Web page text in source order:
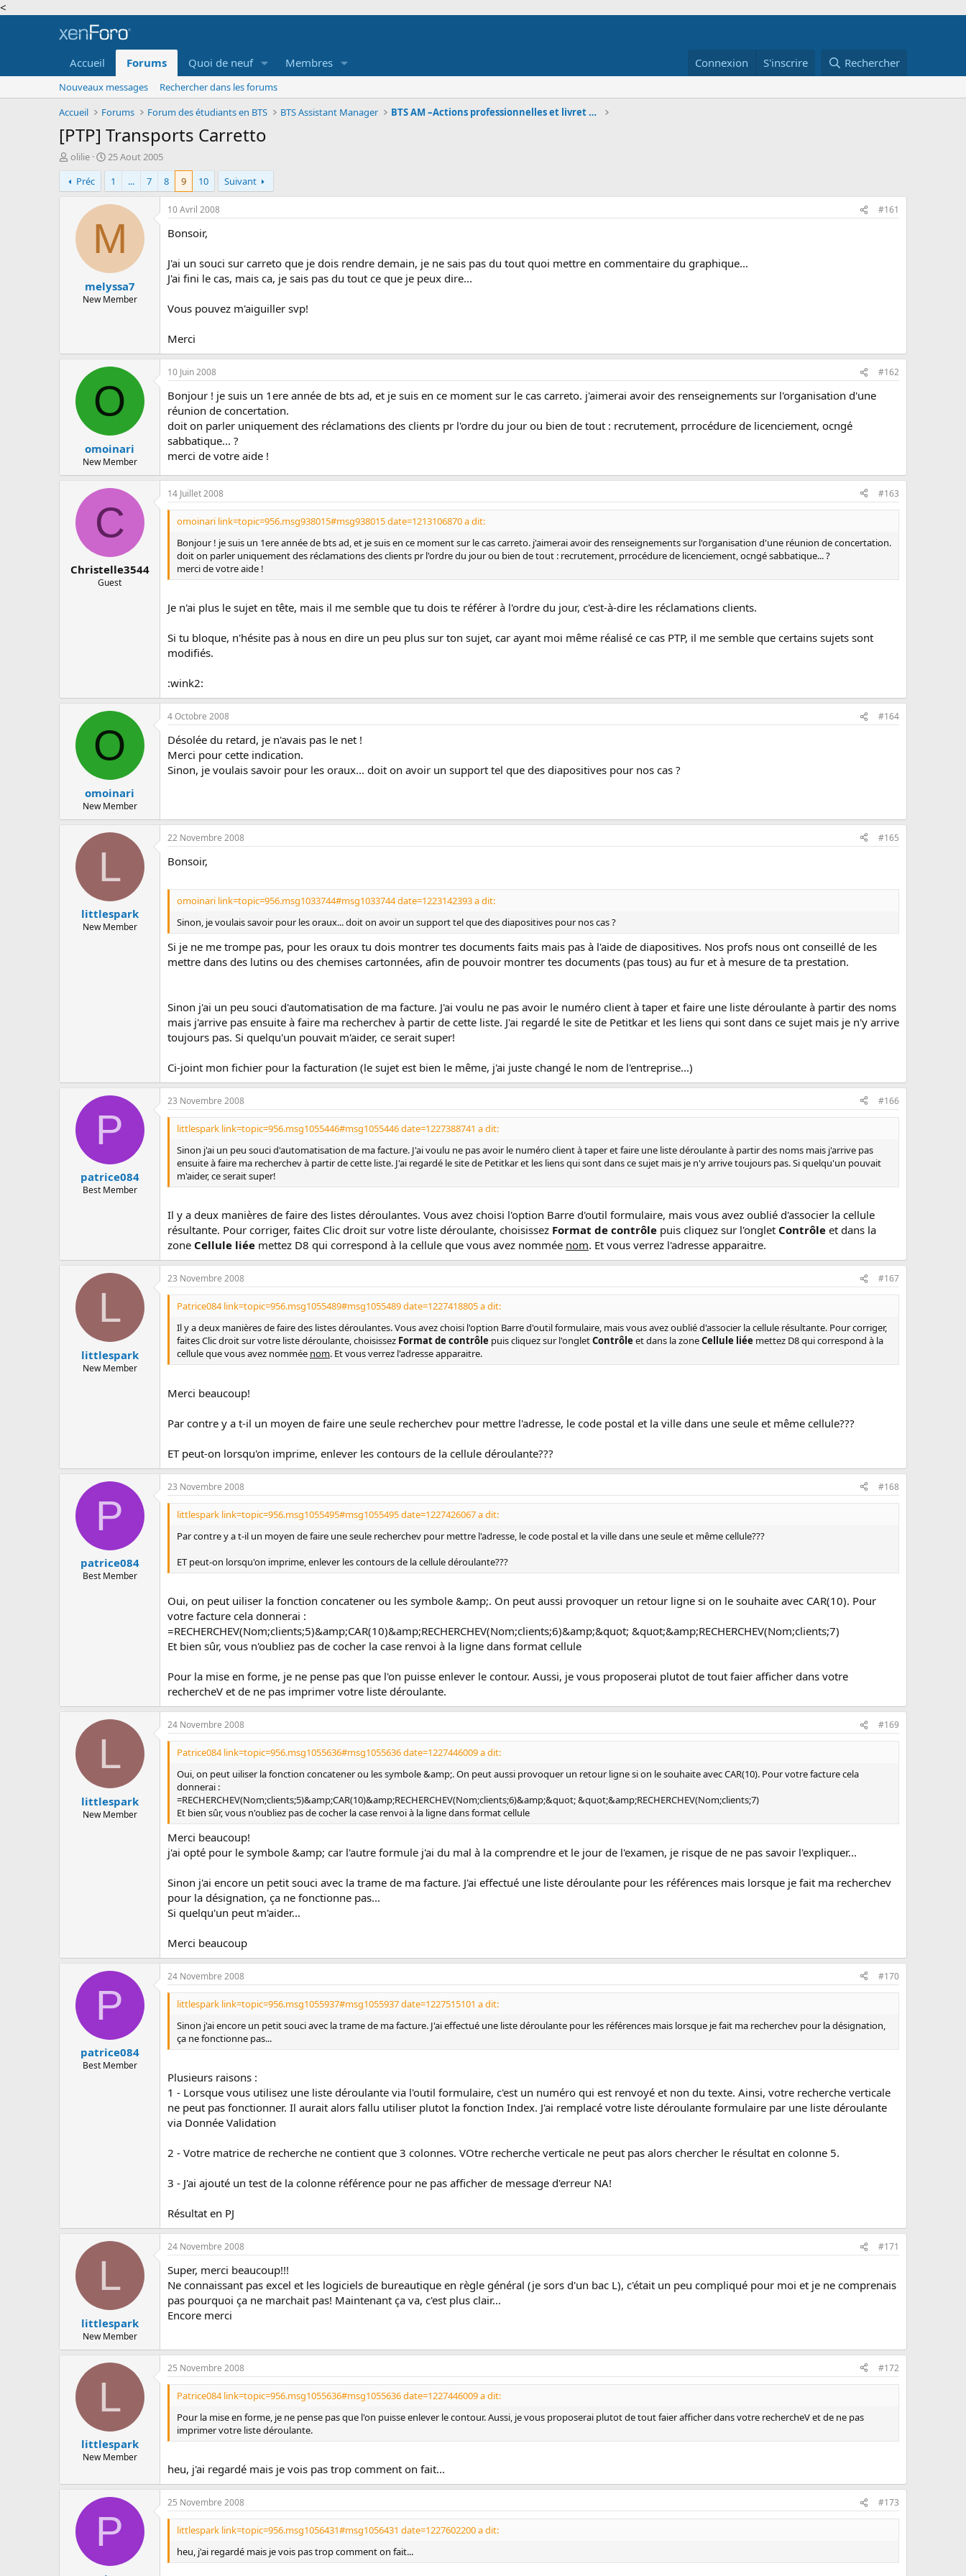
<
Accueil Forums Quoi de neuf Membres Connexion S'inscrire Rechercher
Nouveaux messages
Rechercher dans les forums
Accueil
Forums Forum des étudiants en BTS BTS Assistant Manager BTS AM –Actions professionnelles et livret informa
[PTP] Transports Carretto
A
u
t
e
olilie
D
a
e
d
é
u
t
25 Aout 2005
Préc
1 ... 7 8 9 10 Suivant
M
melyssa7
New Member
10 Avril 2008 #161
Bonsoir,
J'ai un souci sur carreto que je dois rendre demain, je ne sais pas du tout quoi mettre en commentaire du graphique...
J'ai fini le cas, mais ca, je sais pas du tout ce que je peux dire...
Vous pouvez m'aiguiller svp!
Merci
O
omoinari
New Member
10 Juin 2008 #162
Bonjour ! je suis un 1ere année de bts ad, et je suis en ce moment sur le cas carreto. j'aimerai avoir des renseignements sur l'organisation d'une
réunion de concertation.
doit on parler uniquement des réclamations des clients pr l'ordre du jour ou bien de tout : recrutement, prrocédure de licenciement, ocngé
sabbatique... ?
merci de votre aide !
C
Christelle3544
Guest
14 Juillet 2008 #163
omoinari link=topic=956.msg938015#msg938015 date=1213106870 a dit:
Bonjour ! je suis un 1ere année de bts ad, et je suis en ce moment sur le cas carreto. j'aimerai avoir des renseignements sur l'organisation d'une réunion de concertation.
doit on parler uniquement des réclamations des clients pr l'ordre du jour ou bien de tout : recrutement, prrocédure de licenciement, ocngé sabbatique... ?
merci de votre aide !
Je n'ai plus le sujet en tête, mais il me semble que tu dois te référer à l'ordre du jour, c'est-à-dire les réclamations clients.
Si tu bloque, n'hésite pas à nous en dire un peu plus sur ton sujet, car ayant moi même réalisé ce cas PTP, il me semble que certains sujets sont
modifiés.
:wink2:
O
omoinari
New Member
4 Octobre 2008 #164
Désolée du retard, je n'avais pas le net !
Merci pour cette indication.
Sinon, je voulais savoir pour les oraux... doit on avoir un support tel que des diapositives pour nos cas ?
L
littlespark
New Member
22 Novembre 2008 #165
Bonsoir,
omoinari link=topic=956.msg1033744#msg1033744 date=1223142393 a dit:
Sinon, je voulais savoir pour les oraux... doit on avoir un support tel que des diapositives pour nos cas ?
Si je ne me trompe pas, pour les oraux tu dois montrer tes documents faits mais pas à l'aide de diapositives. Nos profs nous ont conseillé de les
mettre dans des lutins ou des chemises cartonnées, afin de pouvoir montrer tes documents (pas tous) au fur et à mesure de ta prestation.
Sinon j'ai un peu souci d'automatisation de ma facture. J'ai voulu ne pas avoir le numéro client à taper et faire une liste déroulante à partir des noms
mais j'arrive pas ensuite à faire ma recherchev à partir de cette liste. J'ai regardé le site de Petitkar et les liens qui sont dans ce sujet mais je n'y arrive
toujours pas. Si quelqu'un pouvait m'aider, ce serait super!
Ci-joint mon fichier pour la facturation (le sujet est bien le même, j'ai juste changé le nom de l'entreprise...)
P
patrice084
Best Member
23 Novembre 2008 #166
littlespark link=topic=956.msg1055446#msg1055446 date=1227388741 a dit:
Sinon j'ai un peu souci d'automatisation de ma facture. J'ai voulu ne pas avoir le numéro client à taper et faire une liste déroulante à partir des noms mais j'arrive pas
ensuite à faire ma recherchev à partir de cette liste. J'ai regardé le site de Petitkar et les liens qui sont dans ce sujet mais je n'y arrive toujours pas. Si quelqu'un pouvait
m'aider, ce serait super!
Il y a deux manières de faire des listes déroulantes. Vous avez choisi l'option Barre d'outil formulaire, mais vous avez oublié d'associer la cellule
résultante. Pour corriger, faites Clic droit sur votre liste déroulante, choisissez Format de contrôle puis cliquez sur l'onglet Contrôle et dans la
zone Cellule liée mettez D8 qui correspond à la cellule que vous avez nommée nom. Et vous verrez l'adresse apparaitre.
L
littlespark
New Member
23 Novembre 2008 #167
Patrice084 link=topic=956.msg1055489#msg1055489 date=1227418805 a dit:
Il y a deux manières de faire des listes déroulantes. Vous avez choisi l'option Barre d'outil formulaire, mais vous avez oublié d'associer la cellule résultante. Pour corriger,
faites Clic droit sur votre liste déroulante, choisissez Format de contrôle puis cliquez sur l'ongletContrôle et dans la zoneCellule liée mettez D8 qui correspond à la
cellule que vous avez nommée nom. Et vous verrez l'adresse apparaitre.
Merci beaucoup!
Par contre y a t-il un moyen de faire une seule recherchev pour mettre l'adresse, le code postal et la ville dans une seule et même cellule???
ET peut-on lorsqu'on imprime, enlever les contours de la cellule déroulante???
P
patrice084
Best Member
23 Novembre 2008 #168
littlespark link=topic=956.msg1055495#msg1055495 date=1227426067 a dit:
Par contre y a t-il un moyen de faire une seule recherchev pour mettre l'adresse, le code postal et la ville dans une seule et même cellule???
ET peut-on lorsqu'on imprime, enlever les contours de la cellule déroulante???
Oui, on peut uiliser la fonction concatener ou les symbole &amp;. On peut aussi provoquer un retour ligne si on le souhaite avec CAR(10). Pour
votre facture cela donnerai :
=RECHERCHEV(Nom;clients;5)&amp;CAR(10)&amp;RECHERCHEV(Nom;clients;6)&amp;&quot; &quot;&amp;RECHERCHEV(Nom;clients;7)
Et bien sûr, vous n'oubliez pas de cocher la case renvoi à la ligne dans format cellule
Pour la mise en forme, je ne pense pas que l'on puisse enlever le contour. Aussi, je vous proposerai plutot de tout faier afficher dans votre
rechercheV et de ne pas imprimer votre liste déroulante.
L
littlespark
New Member
24 Novembre 2008 #169
Patrice084 link=topic=956.msg1055636#msg1055636 date=1227446009 a dit:
Oui, on peut uiliser la fonction concatener ou les symbole &amp;. On peut aussi provoquer un retour ligne si on le souhaite avec CAR(10). Pour votre facture cela
donnerai :
=RECHERCHEV(Nom;clients;5)&amp;CAR(10)&amp;RECHERCHEV(Nom;clients;6)&amp;&quot; &quot;&amp;RECHERCHEV(Nom;clients;7)
Et bien sûr, vous n'oubliez pas de cocher la case renvoi à la ligne dans format cellule
Merci beaucoup!
j'ai opté pour le symbole &amp; car l'autre formule j'ai du mal à la comprendre et le jour de l'examen, je risque de ne pas savoir l'expliquer...
Sinon j'ai encore un petit souci avec la trame de ma facture. J'ai effectué une liste déroulante pour les références mais lorsque je fait ma recherchev
pour la désignation, ça ne fonctionne pas...
Si quelqu'un peut m'aider...
Merci beaucoup
P
patrice084
Best Member
24 Novembre 2008 #170
littlespark link=topic=956.msg1055937#msg1055937 date=1227515101 a dit:
Sinon j'ai encore un petit souci avec la trame de ma facture. J'ai effectué une liste déroulante pour les références mais lorsque je fait ma recherchev pour la désignation,
ça ne fonctionne pas...
Plusieurs raisons :
1 - Lorsque vous utilisez une liste déroulante via l'outil formulaire, c'est un numéro qui est renvoyé et non du texte. Ainsi, votre recherche verticale
ne peut pas fonctionner. Il aurait alors fallu utiliser plutot la fonction Index. J'ai remplacé votre liste déroulante formulaire par une liste déroulante
via Donnée Validation
2 - Votre matrice de recherche ne contient que 3 colonnes. VOtre recherche verticale ne peut pas alors chercher le résultat en colonne 5.
3 - J'ai ajouté un test de la colonne référence pour ne pas afficher de message d'erreur NA!
Résultat en PJ
L
littlespark
New Member
24 Novembre 2008 #171
Super, merci beaucoup!!!
Ne connaissant pas excel et les logiciels de bureautique en règle général (je sors d'un bac L), c'était un peu compliqué pour moi et je ne comprenais
pas pourquoi ça ne marchait pas! Maintenant ça va, c'est plus clair...
Encore merci
L
littlespark
New Member
25 Novembre 2008 #172
Patrice084 link=topic=956.msg1055636#msg1055636 date=1227446009 a dit:
Pour la mise en forme, je ne pense pas que l'on puisse enlever le contour. Aussi, je vous proposerai plutot de tout faier afficher dans votre rechercheV et de ne pas
imprimer votre liste déroulante.
heu, j'ai regardé mais je vois pas trop comment on fait...
P
25 Novembre 2008 #173
littlespark link=topic=956.msg1056431#msg1056431 date=1227602200 a dit:
heu, j'ai regardé mais je vois pas trop comment on fait...